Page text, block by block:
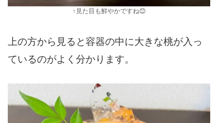
↑見た目も鮮やかですね😊
上の方から見ると容器の中に大きな桃が入っ
ているのがよく分かります。